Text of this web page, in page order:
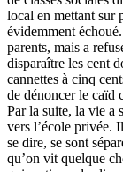
local en mettant sur
évidemment
parents, mais a
disparaître les cent
cannettes à cinq
de dénoncer le caïd
Par la suite, la vie a
vers l’école privée.
se dire, se sont
qu’on vit quelque